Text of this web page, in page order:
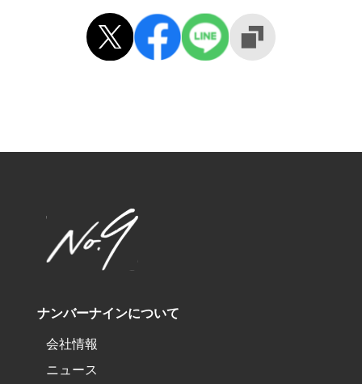
ナンバーナインについて
会社情報
ニュース